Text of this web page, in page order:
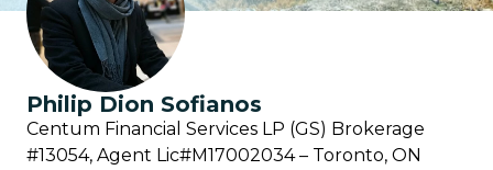
Philip Dion Sofianos
Centum Financial Services LP (GS) Brokerage
#13054, Agent Lic#M17002034 – Toronto, ON